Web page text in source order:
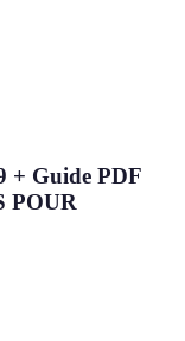
+ Guide PDF
POUR